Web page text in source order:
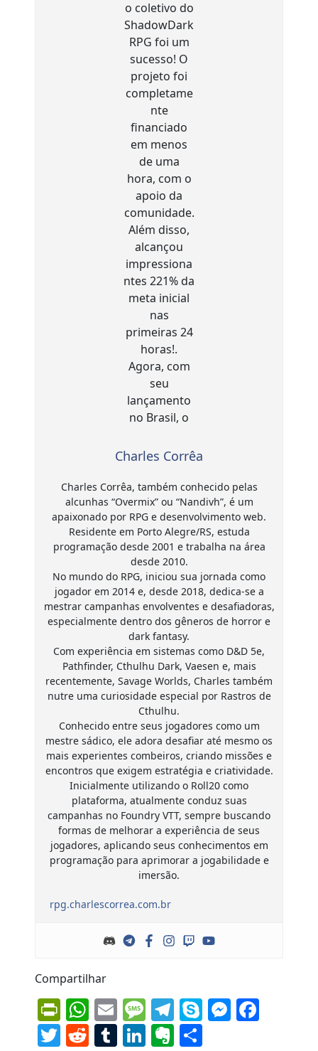
Charles Corrêa
Charles Corrêa, também conhecido pelas
alcunhas “Overmix” ou “Nandivh”, é um
apaixonado por RPG e desenvolvimento web.
Residente em Porto Alegre/RS, estuda
programação desde 2001 e trabalha na área
desde 2010.
No mundo do RPG, iniciou sua jornada como
jogador em 2014 e, desde 2018, dedica-se a
mestrar campanhas envolventes e desafiadoras,
especialmente dentro dos gêneros de horror e
dark fantasy.
Com experiência em sistemas como D&D 5e,
Pathfinder, Cthulhu Dark, Vaesen e, mais
recentemente, Savage Worlds, Charles também
nutre uma curiosidade especial por Rastros de
Cthulhu.
Conhecido entre seus jogadores como um
mestre sádico, ele adora desafiar até mesmo os
mais experientes combeiros, criando missões e
encontros que exigem estratégia e criatividade.
Inicialmente utilizando o Roll20 como
plataforma, atualmente conduz suas
campanhas no Foundry VTT, sempre buscando
formas de melhorar a experiência de seus
jogadores, aplicando seus conhecimentos em
programação para aprimorar a jogabilidade e
imersão.
rpg.charlescorrea.com.br
Compartilhar
PrintFriendly
WhatsApp
EmailMessage
Telegram
Skype
Twitter
Reddit
Tumblr
LinkedIn
Evernote